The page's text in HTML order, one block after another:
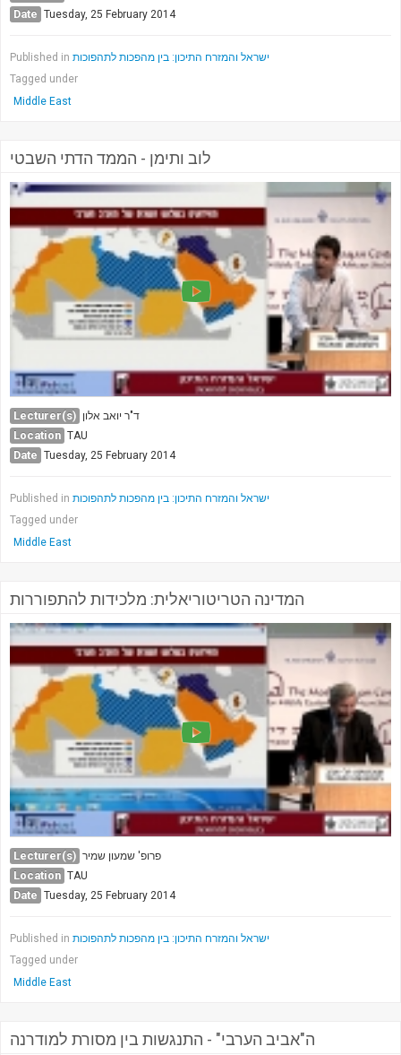
Date Tuesday, 25 February 2014
Published in ישראל והמזרח התיכון: בין מהפכות לתהפוכות
Tagged under
Middle East
לוב ותימן - הממד הדתי השבטי
Lecturer(s) ד"ר יואב אלון
Location TAU
Date Tuesday, 25 February 2014
Published in ישראל והמזרח התיכון: בין מהפכות לתהפוכות
Tagged under
Middle East
המדינה הטריטוריאלית: מלכידות להתפוררות
Lecturer(s) פרופ' שמעון שמיר
Location TAU
Date Tuesday, 25 February 2014
Published in ישראל והמזרח התיכון: בין מהפכות לתהפוכות
Tagged under
Middle East
ה"אביב הערבי" - התנגשות בין מסורת למודרנה